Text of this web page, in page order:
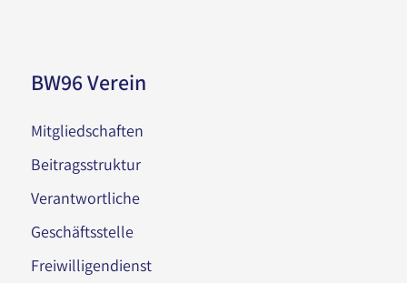
BW96 Verein
Mitgliedschaften
Beitragsstruktur
Verantwortliche
Geschäftsstelle
Freiwilligendienst